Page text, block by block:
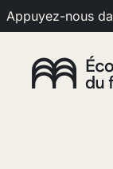
Appuyez-nous